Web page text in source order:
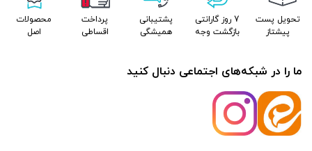
تحویل پست
پیشتاز
7 روز گارانتی
بازگشت وجه
پشتیبانی
همیشگی
پرداخت
اقساطی
محصولات
اصل
ما را در شبکه‌های اجتماعی دنبال کنید